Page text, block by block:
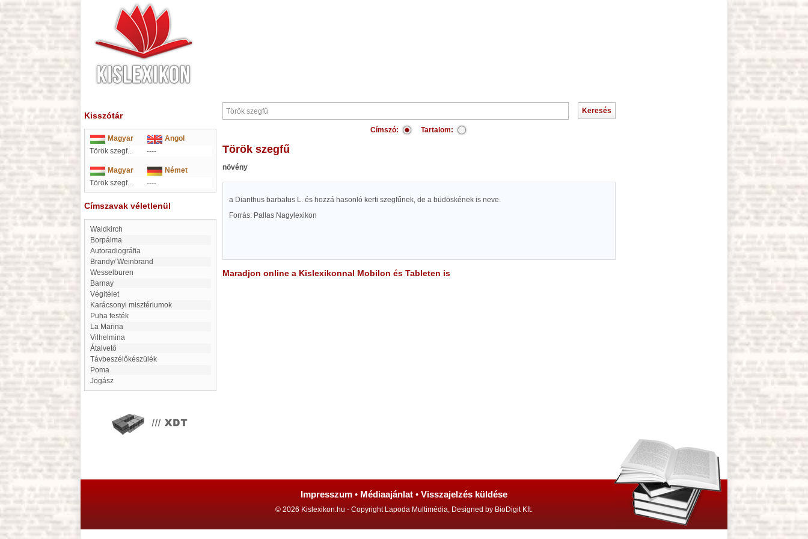
Kisszótár
Magyar
Angol
Török szegf...
----
Magyar
Német
Török szegf...
----
Címszavak véletlenül
Waldkirch
Borpálma
autoradiográfia
Brandy/ Weinbrand
Wesselburen
Barnay
Végitélet
Karácsonyi misztériumok
Puha festék
La Marina
Vilhelmina
Átalvető
távbeszélőkészülék
Poma
Jogász
Címszó: Tartalom:
Török szegfű
növény
a Dianthus barbatus L. és hozzá hasonló kerti szegfűnek, de a büdöskének is neve.
Forrás: Pallas Nagylexikon
Maradjon online a Kislexikonnal Mobilon és Tableten is
Impresszum • Médiaajánlat • Visszajelzés küldése
© 2026 Kislexikon.hu - Copyright Lapoda Multimédia, Designed by BioDigit Kft.